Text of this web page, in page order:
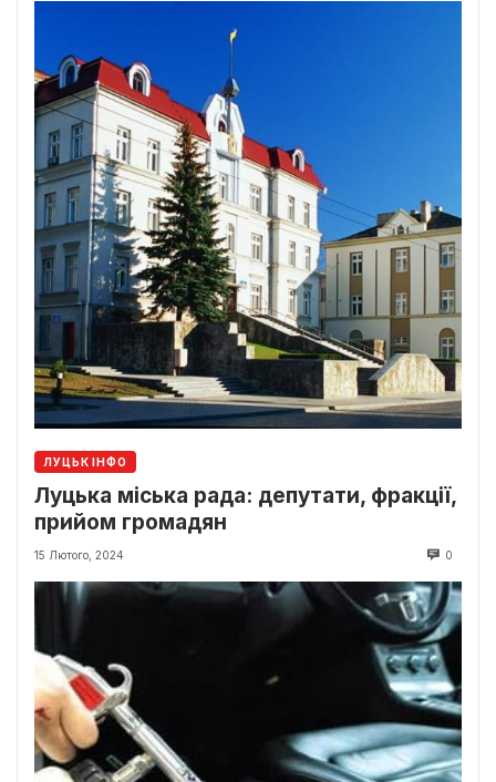
ЛУЦЬК ІНФО
Луцька міська рада: депутати, фракції,
прийом громадян
15 Лютого, 2024 0